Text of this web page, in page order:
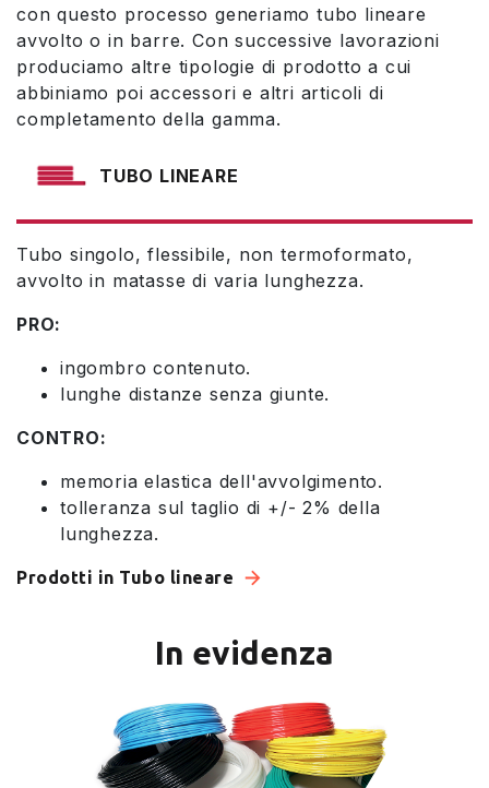
con questo processo generiamo tubo lineare
avvolto o in barre. Con successive lavorazioni
produciamo altre tipologie di prodotto a cui
abbiniamo poi accessori e altri articoli di
completamento della gamma.
TUBO LINEARE
Tubo singolo, flessibile, non termoformato,
avvolto in matasse di varia lunghezza.
PRO:
ingombro contenuto.
lunghe distanze senza giunte.
CONTRO:
memoria elastica dell'avvolgimento.
tolleranza sul taglio di +/- 2% della
lunghezza.
Prodotti in Tubo lineare
In evidenza